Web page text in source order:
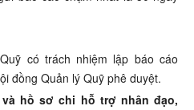
có trách nhiệm lập báo cáo
đồng Quản lý Quỹ phê duyệt.
hồ sơ chi hỗ trợ nhân đạo,